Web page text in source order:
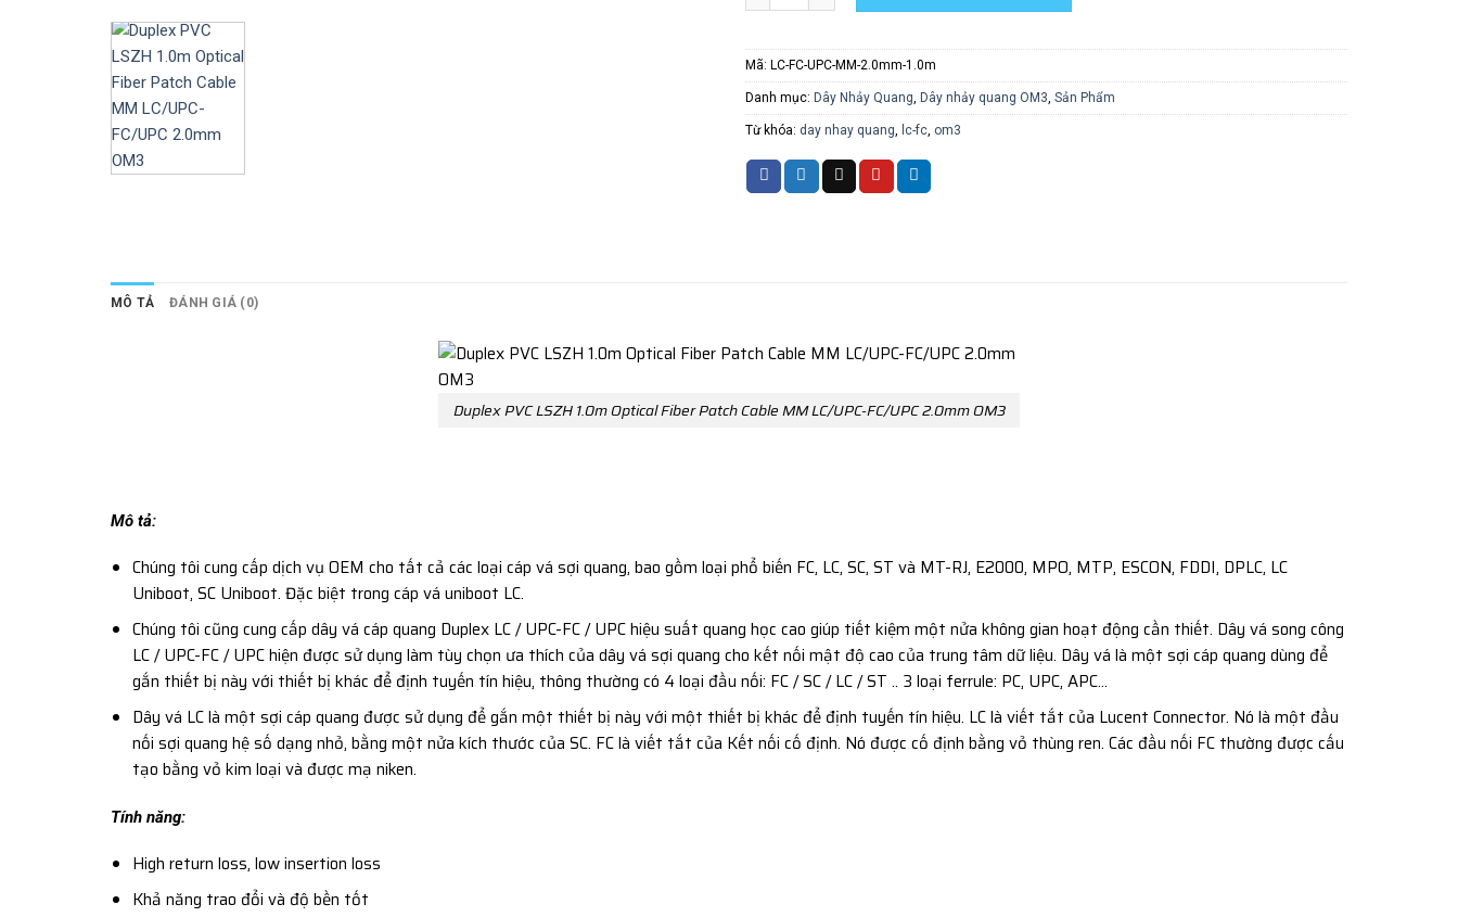
Mã: LC-FC-UPC-MM-2.0mm-1.0m
Danh mục: Dây Nhảy Quang, Dây nhảy quang OM3, Sản Phẩm
Từ khóa: day nhay quang, lc-fc, om3
MÔ TẢ ĐÁNH GIÁ (0)
Duplex PVC LSZH 1.0m Optical Fiber Patch Cable MM LC/UPC-FC/UPC 2.0mm OM3
Mô tả:
Chúng tôi cung cấp dịch vụ OEM cho tất cả các loại cáp vá sợi quang, bao gồm loại phổ biến FC, LC, SC, ST và MT-RJ, E2000, MPO, MTP, ESCON, FDDI, DPLC, LC
Uniboot, SC Uniboot. Đặc biệt trong cáp vá uniboot LC.
Chúng tôi cũng cung cấp dây vá cáp quang Duplex LC / UPC-FC / UPC hiệu suất quang học cao giúp tiết kiệm một nửa không gian hoạt động cần thiết. Dây vá song công
LC / UPC-FC / UPC hiện được sử dụng làm tùy chọn ưa thích của dây vá sợi quang cho kết nối mật độ cao của trung tâm dữ liệu. Dây vá là một sợi cáp quang dùng để
gắn thiết bị này với thiết bị khác để định tuyến tín hiệu, thông thường có 4 loại đầu nối: FC / SC / LC / ST .. 3 loại ferrule: PC, UPC, APC…
Dây vá LC là một sợi cáp quang được sử dụng để gắn một thiết bị này với một thiết bị khác để định tuyến tín hiệu. LC là viết tắt của Lucent Connector. Nó là một đầu
nối sợi quang hệ số dạng nhỏ, bằng một nửa kích thước của SC. FC là viết tắt của Kết nối cố định. Nó được cố định bằng vỏ thùng ren. Các đầu nối FC thường được cấu
tạo bằng vỏ kim loại và được mạ niken.
Tính năng:
High return loss, low insertion loss
Khả năng trao đổi và độ bền tốt